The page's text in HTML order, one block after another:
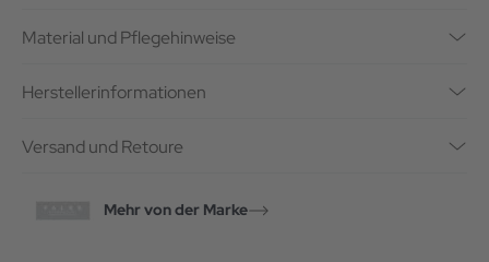
Material und Pflegehinweise
Herstellerinformationen
Versand und Retoure
Mehr von der Marke